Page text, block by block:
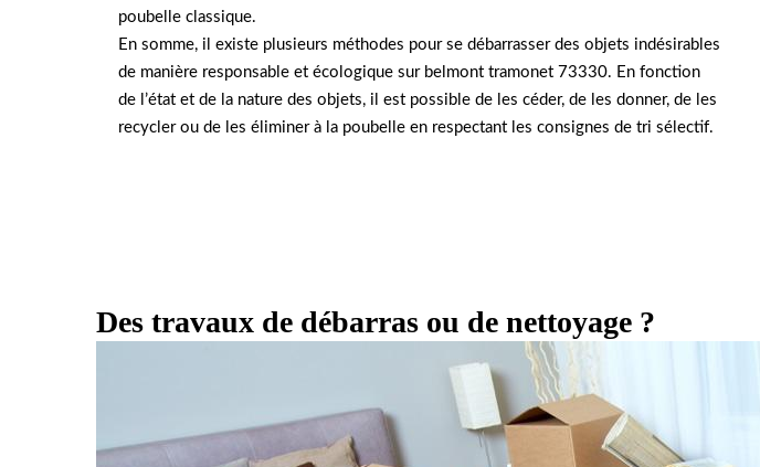
poubelle classique.
En somme, il existe plusieurs méthodes pour se débarrasser des objets indésirables
de manière responsable et écologique sur belmont tramonet 73330. En fonction
de l’état et de la nature des objets, il est possible de les céder, de les donner, de les
recycler ou de les éliminer à la poubelle en respectant les consignes de tri sélectif.
Des travaux de débarras ou de nettoyage ?